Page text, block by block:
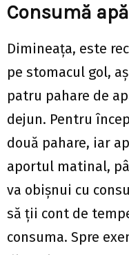
Consumă
Dimineața, este
pe stomacul gol,
patru pahare de
dejun. Pentru
două pahare, iar
aportul matinal,
va obișnui cu
să ții cont de
consuma. Spre